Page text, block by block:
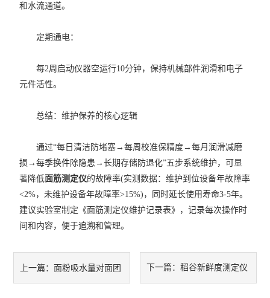
和水流通道。
定期通电：
每2周启动仪器空运行10分钟，保持机械部件润滑和电子
元件活性。
总结：维护保养的核心逻辑
通过“每日清洁防堵塞→每周校准保精度→每月润滑减磨
损→每季换件除隐患→长期存储防退化”五步系统维护，可显
著降低面筋测定仪的故障率(实测数据：维护到位设备年故障率
<2%，未维护设备年故障率>15%)，同时延长使用寿命3-5年。
建议实验室制定《面筋测定仪维护记录表》，记录每次操作时
间和内容，便于追溯和管理。
上一篇： ​面粉吸水量对面团 下一篇： 稻谷新鲜度测定仪